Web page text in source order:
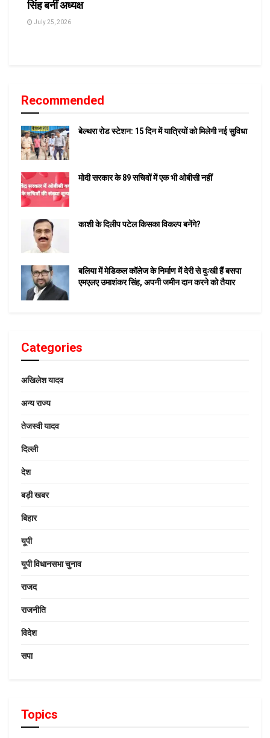
सिंह बनीं अध्यक्ष
July 25, 2026
Recommended
बेल्थरा रोड स्टेशन: 15 दिन में यात्रियों को मिलेगी नई सुविधा
मोदी सरकार के 89 सचिवों में एक भी ओबीसी नहीं
काशी के दिलीप पटेल किसका विकल्प बनेंगे?
बलिया में मेडिकल कॉलेज के निर्माण में देरी से दुःखी हैं बसपा
एमएलए उमाशंकर सिंह, अपनी जमीन दान करने को तैयार
Categories
अखिलेश यादव
अन्य राज्य
तेजस्वी यादव
दिल्ली
देश
बड़ी खबर
बिहार
यूपी
यूपी विधानसभा चुनाव
राजद
राजनीति
विदेश
सपा
Topics